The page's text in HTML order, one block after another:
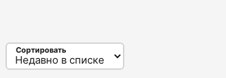
Сортировать